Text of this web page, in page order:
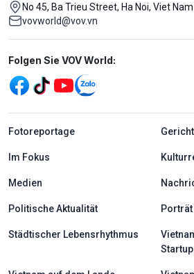
No 45, Ba Trieu Street, Ha Noi, Viet Nam
vovworld@vov.vn
Mạng xã hội
Folgen Sie VOV World:
menu footer tiếng Đức
Fotoreportage
Im Fokus
Medien
Politische Aktualität Porträt
Städtischer Lebensrhythmus